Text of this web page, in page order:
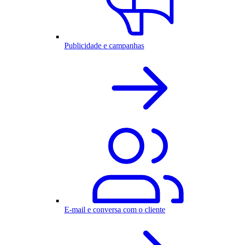
Publicidade e campanhas
E-mail e conversa com o cliente